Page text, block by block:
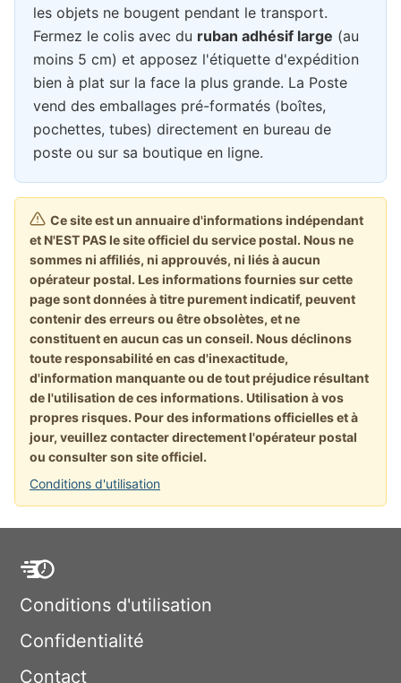
les objets ne bougent pendant le transport.
Fermez le colis avec du ruban adhésif large (au
moins 5 cm) et apposez l'étiquette d'expédition
bien à plat sur la face la plus grande. La Poste
vend des emballages pré-formatés (boîtes,
pochettes, tubes) directement en bureau de
poste ou sur sa boutique en ligne.
Ce site est un annuaire d'informations indépendant
et N'EST PAS le site officiel du service postal. Nous ne
sommes ni affiliés, ni approuvés, ni liés à aucun
opérateur postal. Les informations fournies sur cette
page sont données à titre purement indicatif, peuvent
contenir des erreurs ou être obsolètes, et ne
constituent en aucun cas un conseil. Nous déclinons
toute responsabilité en cas d'inexactitude,
d'information manquante ou de tout préjudice résultant
de l'utilisation de ces informations. Utilisation à vos
propres risques. Pour des informations officielles et à
jour, veuillez contacter directement l'opérateur postal
ou consulter son site officiel.
Conditions d'utilisation
Conditions d'utilisation
Confidentialité
Contact